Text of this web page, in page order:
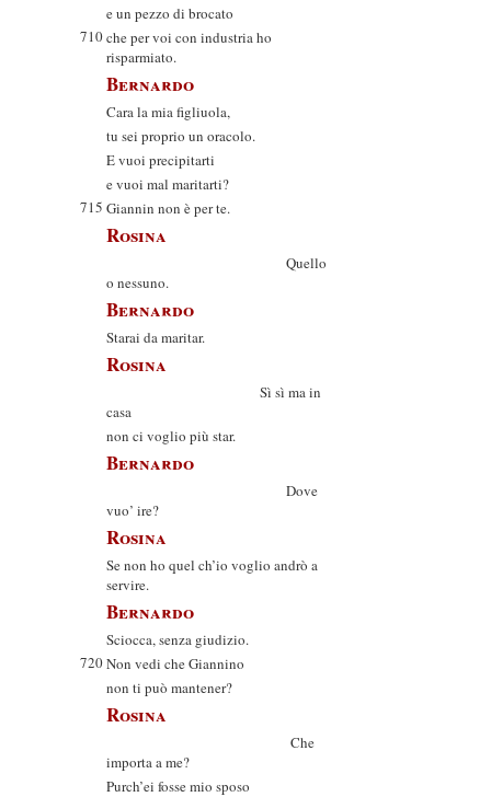
e un pezzo di brocato
710che per voi con industria ho
risparmiato.
Bernardo
Cara la mia figliuola,
tu sei proprio un oracolo.
E vuoi precipitarti
e vuoi mal maritarti?
715 Giannin non è per te.
Rosina
Quello
o nessuno.
Bernardo
Starai da maritar.
Rosina
Sì sì ma in
casa
non ci voglio più star.
Bernardo
Dove
vuo’ ire?
Rosina
Se non ho quel ch’io voglio andrò a
servire.
Bernardo
Sciocca, senza giudizio.
720Non vedi che Giannino
non ti può mantener?
Rosina
Che
importa a me?
Purch’ei fosse mio sposo